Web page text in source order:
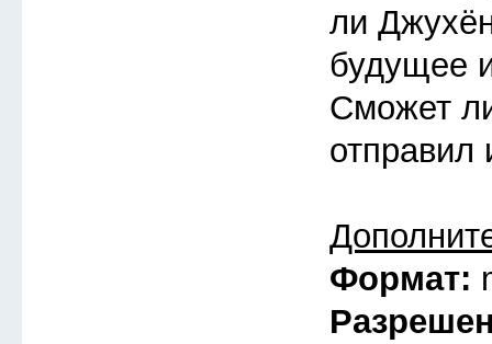
ли
будущее
Сможет
отправил
Формат: